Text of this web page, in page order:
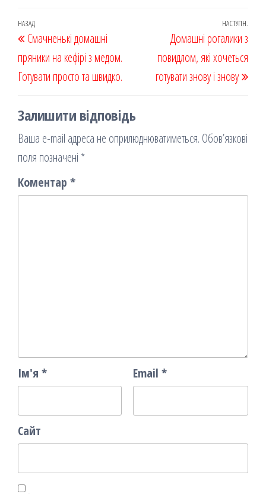
k on
я
Навігація
записів
Попередній
запис
НАЗАД
Смачненькі домашні
пряники на кефірі з медом.
Готувати просто та швидко.
НАСТУПН.
Домашні рогалики з
повидлом, які хочеться
готувати знову і знову
Залишити відповідь
Ваша e-mail адреса не оприлюднюватиметься. Обов’язкові
поля позначені *
Коментар *
Ім'я * Email *
Сайт